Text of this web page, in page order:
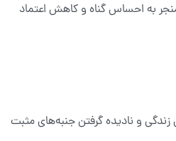
به احساس گناه و کاهش اعتماد
زندگی و نادیده گرفتن جنبه‌های مثبت